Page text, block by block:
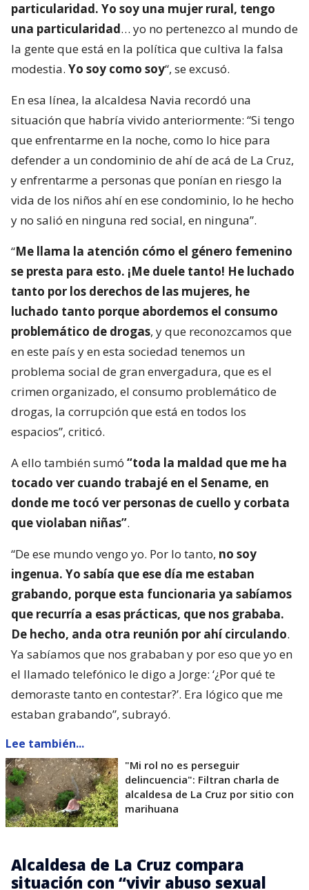
particularidad. Yo soy una mujer rural, tengo
una particularidad… yo no pertenezco al mundo de
la gente que está en la política que cultiva la falsa
modestia. Yo soy como soy“, se excusó.
En esa línea, la alcaldesa Navia recordó una
situación que habría vivido anteriormente: “Si tengo
que enfrentarme en la noche, como lo hice para
defender a un condominio de ahí de acá de La Cruz,
y enfrentarme a personas que ponían en riesgo la
vida de los niños ahí en ese condominio, lo he hecho
y no salió en ninguna red social, en ninguna”.
“Me llama la atención cómo el género femenino
se presta para esto. ¡Me duele tanto! He luchado
tanto por los derechos de las mujeres, he
luchado tanto porque abordemos el consumo
problemático de drogas, y que reconozcamos que
en este país y en esta sociedad tenemos un
problema social de gran envergadura, que es el
crimen organizado, el consumo problemático de
drogas, la corrupción que está en todos los
espacios”, criticó.
A ello también sumó “toda la maldad que me ha
tocado ver cuando trabajé en el Sename, en
donde me tocó ver personas de cuello y corbata
que violaban niñas”.
“De ese mundo vengo yo. Por lo tanto, no soy
ingenua. Yo sabía que ese día me estaban
grabando, porque esta funcionaria ya sabíamos
que recurría a esas prácticas, que nos grababa.
De hecho, anda otra reunión por ahí circulando.
Ya sabíamos que nos grababan y por eso que yo en
el llamado telefónico le digo a Jorge: ‘¿Por qué te
demoraste tanto en contestar?’. Era lógico que me
estaban grabando”, subrayó.
Lee también...
"Mi rol no es perseguir
delincuencia": Filtran charla de
alcaldesa de La Cruz por sitio con
marihuana
Alcaldesa de La Cruz compara
situación con “vivir abuso sexual